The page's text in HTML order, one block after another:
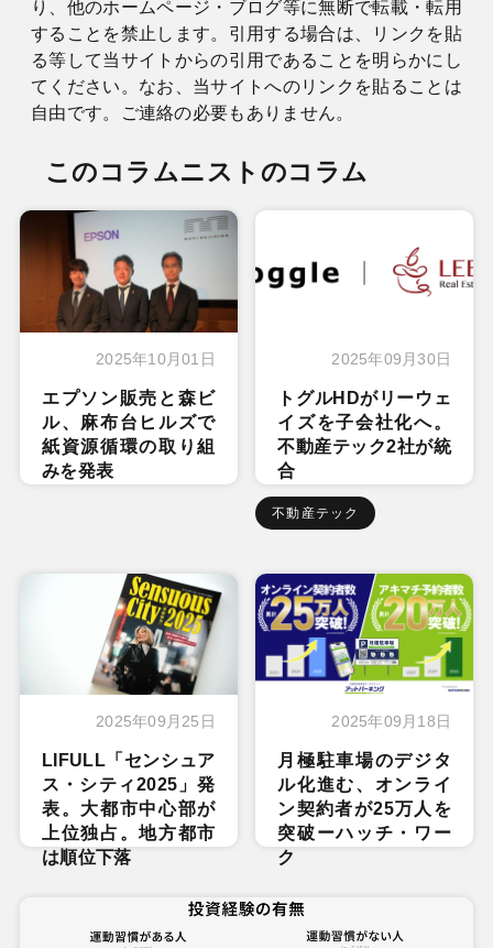
り、他のホームページ・ブログ等に無断で転載・転用
することを禁止します。引用する場合は、リンクを貼
る等して当サイトからの引用であることを明らかにし
てください。なお、当サイトへのリンクを貼ることは
自由です。ご連絡の必要もありません。
このコラムニストのコラム
2025年10月01日
エプソン販売と森ビ
ル、麻布台ヒルズで
紙資源循環の取り組
みを発表
2025年09月30日
トグルHDがリーウェ
イズを子会社化へ。
不動産テック2社が統
合
不動産テック
2025年09月25日
LIFULL「センシュア
ス・シティ2025」発
表。大都市中心部が
上位独占。地方都市
は順位下落
2025年09月18日
月極駐車場のデジタ
ル化進む、オンライ
ン契約者が25万人を
突破ーハッチ・ワー
ク